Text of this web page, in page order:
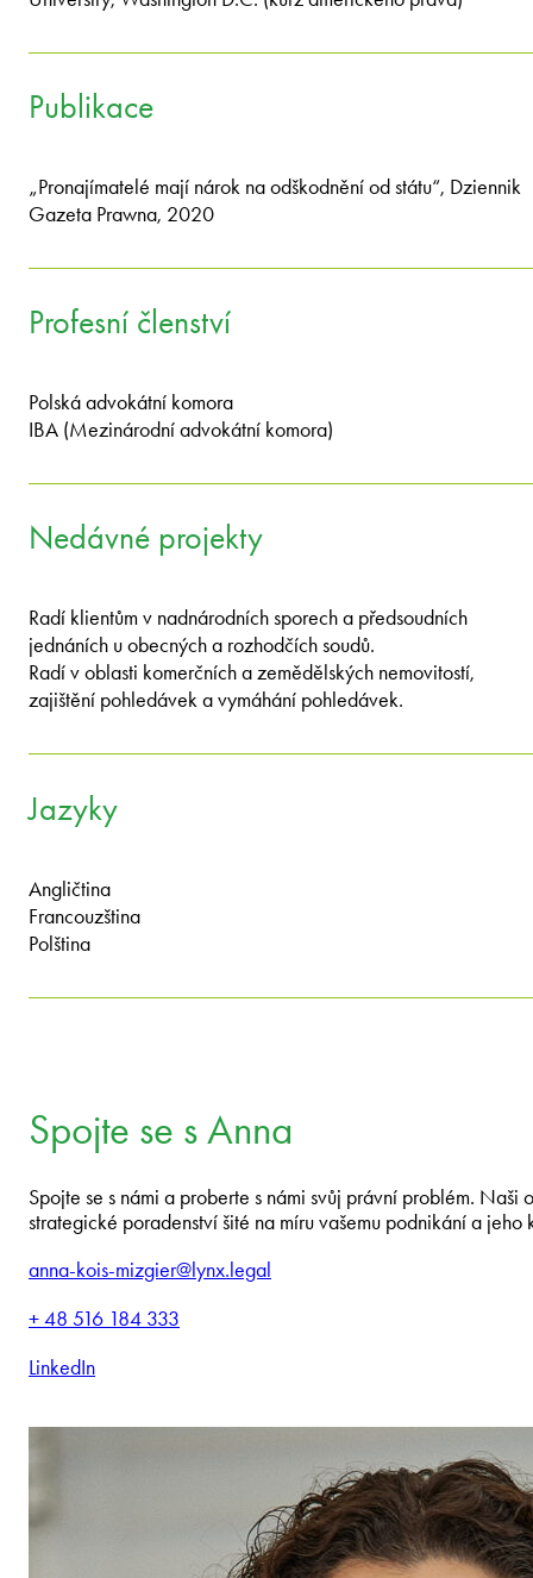
Publikace
„Pronajímatelé mají nárok na odškodnění od státu“, Dziennik
Gazeta Prawna, 2020
Profesní členství
Polská advokátní komora
IBA (Mezinárodní advokátní komora)
Nedávné projekty
Radí klientům v nadnárodních sporech a předsoudních
jednáních u obecných a rozhodčích soudů.
Radí v oblasti komerčních a zemědělských nemovitostí,
zajištění pohledávek a vymáhání pohledávek.
Jazyky
Angličtina
Francouzština
Polština
Spojte se s Anna
Spojte se s námi a proberte s námi svůj právní problém. Naši
strategické poradenství šité na míru vašemu podnikání a jeho
anna-kois-mizgier@lynx.legal
+ 48 516 184 333
LinkedIn